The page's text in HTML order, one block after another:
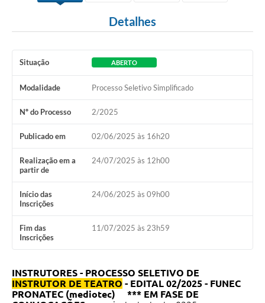
Detalhes
Situação ABERTO
Modalidade Processo Seletivo Simplificado
Nº do Processo 2/2025
Publicado em 02/06/2025 às 16h20
Realização em a
partir de
24/07/2025 às 12h00
Início das
Inscrições
24/06/2025 às 09h00
Fim das
Inscrições
11/07/2025 às 23h59
INSTRUTORES - PROCESSO SELETIVO DE
INSTRUTOR DE TEATRO - EDITAL 02/2025 - FUNEC
PRONATEC (mediotec) *** EM FASE DE